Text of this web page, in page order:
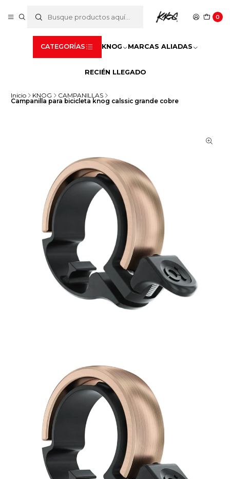
0
CATEGORÍAS KNOG MARCAS ALIADAS
RECIÉN LLEGADO
Inicio KNOG CAMPANILLAS
Campanilla para bicicleta knog calssic grande cobre